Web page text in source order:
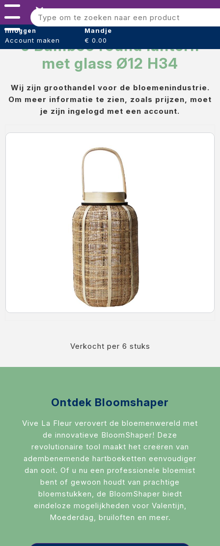
Menu
Bloomshaper
Kleintje knip + Bloemensnijder
Papier (verpakking)
Folie (Verpakking)
Boeket hoezen
Zijde Bloemen
Arddeco Arrangementen
Inloggen
Account maken
Mandje
€ 0.00
J Bamboo round lantern
met glass Ø12 H34
Wij zijn groothandel voor de bloemenindustrie.
Om meer informatie te zien, zoals prijzen, moet
je zijn ingelogd met een account.
Verkocht per 6 stuks
Ontdek Bloomshaper
Vive La Fleur verovert de bloemenwereld met
de innovatieve BloomShaper! Deze
revolutionaire tool maakt het creëren van
adembenemende hartboeketten eenvoudiger
dan ooit. Of u nu een professionele bloemist
bent of gewoon houdt van prachtige
bloemstukken, de BloomShaper biedt
eindeloze mogelijkheden voor Valentijn,
Moederdag, bruiloften en meer.